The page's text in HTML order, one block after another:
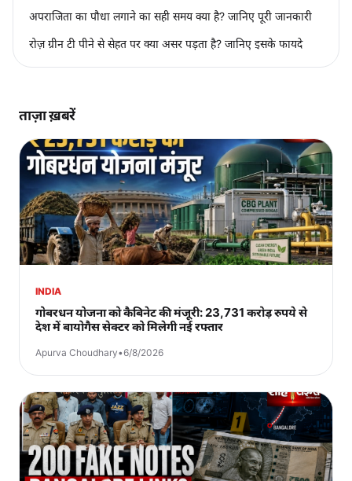
अपराजिता का पौधा लगाने का सही समय क्या है? जानिए पूरी जानकारी
रोज़ ग्रीन टी पीने से सेहत पर क्या असर पड़ता है? जानिए इसके फायदे
ताज़ा ख़बरें
INDIA
गोबरधन योजना को कैबिनेट की मंजूरी: 23,731 करोड़ रुपये से
देश में बायोगैस सेक्टर को मिलेगी नई रफ्तार
Apurva Choudhary•6/8/2026